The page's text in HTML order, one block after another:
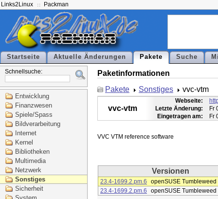
Links2Linux Packman
Startseite Aktuelle Änderungen Pakete Suche
Schnellsuche:
Entwicklung
Finanzwesen
Spiele/Spass
Bildverarbeitung
Internet
Kernel
Bibliotheken
Multimedia
Netzwerk
Sonstiges
Sicherheit
Paketinformationen
Pakete
Sonstiges vvc-vtm
vvc-vtm
Webseite:
Letzte Änderung:
Fr
Eingetragen am:
Fr
Versionen
23.4-1699.2.pm.6
openSUSE Tumbleweed
23.4-1699.2.pm.6
openSUSE Tumbleweed